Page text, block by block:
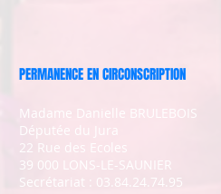
PERMANENCE EN CIRCONSCRIPTION
Madame Danielle BRULEBOIS
Députée du Jura
22 Rue des Ecoles
39 000 LONS-LE-SAUNIER
Secrétariat : 03.84.24.74.95